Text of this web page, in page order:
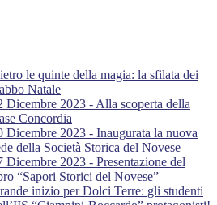
le quinte della magia: la sfilata dei
Natale
Dicembre 2023 - Alla scoperta della
Concordia
Dicembre 2023 - Inaugurata la nuova
della Società Storica del Novese
Dicembre 2023 - Presentazione del
“Sapori Storici del Novese”
inizio per Dolci Terre: gli studenti